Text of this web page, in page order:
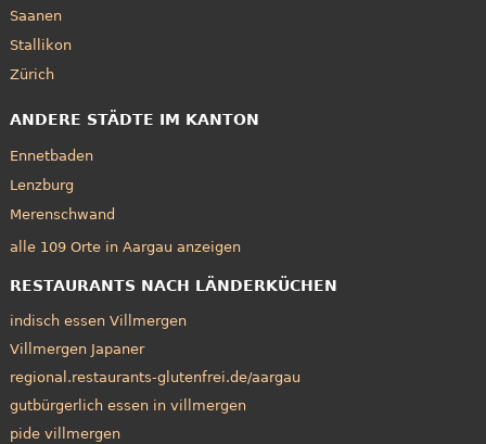
Saanen
Stallikon
Zürich
ANDERE STÄDTE IM KANTON
Ennetbaden
Lenzburg
Merenschwand
alle 109 Orte in Aargau anzeigen
RESTAURANTS NACH LÄNDERKÜCHEN
indisch essen Villmergen
Villmergen Japaner
regional.restaurants-glutenfrei.de/aargau
gutbürgerlich essen in villmergen
pide villmergen